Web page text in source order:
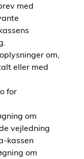
med
om,
eller med
for
om
vejledning
kassen
om